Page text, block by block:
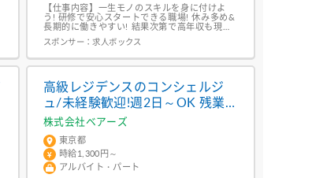
【仕事内容】一生モノのスキルを身に付けよ
う! 研修で安心スタートできる職場! 休み多め&
長期的に働きやすい! 結果次第で高年収も現実
に! <仕事内容>社内のITチームで、社員の業務
を支えるSE・サポート職。3ヶ月間の初期研修
研修後は開発・設計・運用など、多彩なIT分野
なる方】ー <必須条件...
スポンサー：求人ボックス
高級レジデンスのコンシェルジ
ュ/未経験歓迎!週2日～OK 残業
ほぼナシ!駅チカ
株式会社ベアーズ
東京都
時給1,300円～
アルバイト・パート